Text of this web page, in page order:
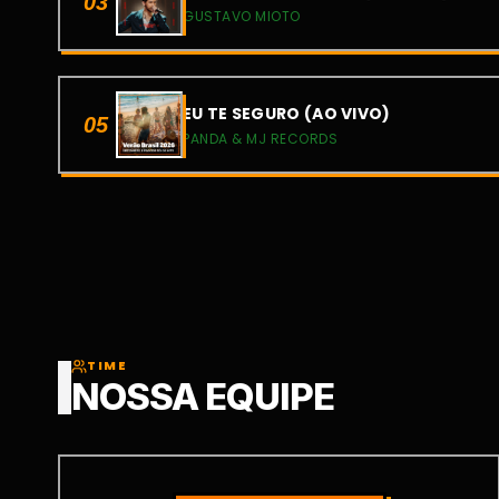
GUSTAVO MIOTO
05 EU TE SEGURO (AO VIVO)
PANDA & MJ RECORDS
TIME
NOSSA EQUIPE